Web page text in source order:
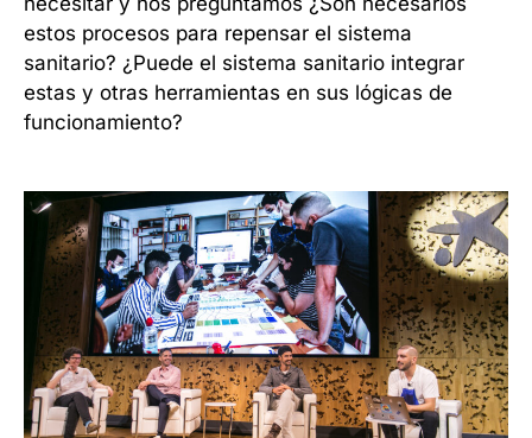
estos procesos para repensar el sistema
sanitario? ¿Puede el sistema sanitario integrar
estas y otras herramientas en sus lógicas de
funcionamiento?